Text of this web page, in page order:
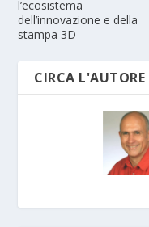
l’ecosistema
dell’innovazione e della
stampa 3D
CIRCA L'AUTORE